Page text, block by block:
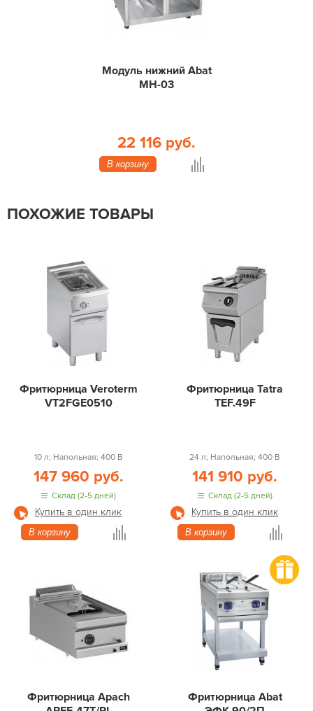
Модуль нижний Abat
МН-03
22 116 руб.
В корзину
ПОХОЖИЕ ТОВАРЫ
Фритюрница Veroterm
VT2FGE0510
10 л; Напольная; 400 В
147 960 руб.
Склад (2-5 дней)
Купить в один клик
В корзину
Фритюрница Tatra
TEF.49F
24 л; Напольная; 400 В
141 910 руб.
Склад (2-5 дней)
Купить в один клик
В корзину
Фритюрница Apach
Фритюрница Abat